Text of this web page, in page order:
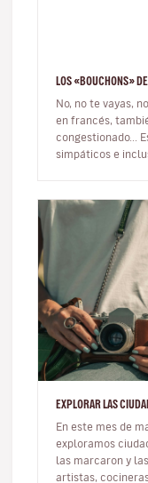
LOS «BOUCHONS» DE
No, no te vayas,
en francés,
congestionado...
simpáticos e
EXPLORAR LAS
En este mes de
exploramos
las marcaron y
artistas,